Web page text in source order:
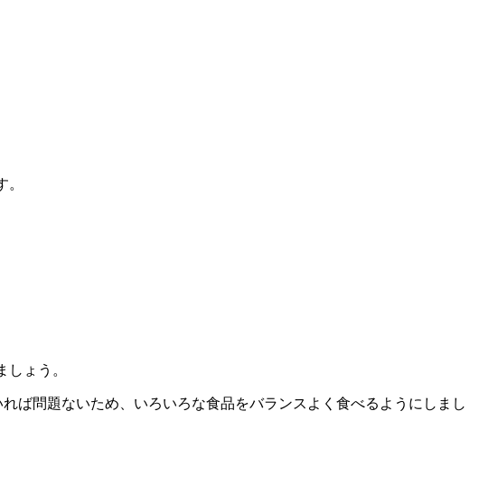
ょう。
ば問題ないため、いろいろな食品をバランスよく食べるようにしまし